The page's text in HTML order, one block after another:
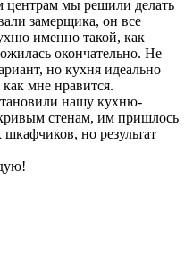
центрам мы решили делать
замерщика, он все
именно такой, как
окончательно. Не
но кухня идеально
мне нравится.
нашу кухню-
стенам, им пришлось
но результат